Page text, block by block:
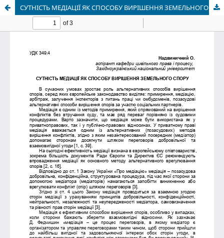
СУТНІСТЬ МЕДІАЦІЇ ЯК СПОСОБУ ВИРІШЕННЯ ЗЕМЕЛЬНОГО СПОРУ